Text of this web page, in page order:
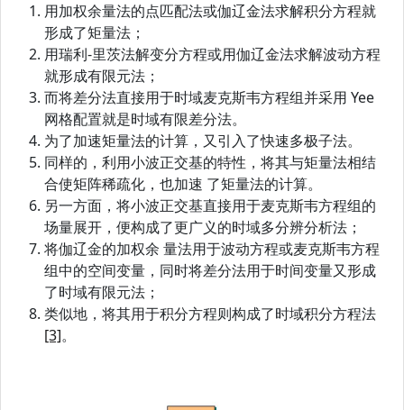
用加权余量法的点匹配法或伽辽金法求解积分方程就
形成了矩量法；
用瑞利‐里茨法解变分方程或用伽辽金法求解波动方程
就形成有限元法；
而将差分法直接用于时域麦克斯韦方程组并采用 Yee
网格配置就是时域有限差分法。
为了加速矩量法的计算，又引入了快速多极子法。
同样的，利用小波正交基的特性，将其与矩量法相结
合使矩阵稀疏化，也加速 了矩量法的计算。
另一方面，将小波正交基直接用于麦克斯韦方程组的
场量展开，便构成了更广义的时域多分辨分析法；
将伽辽金的加权余 量法用于波动方程或麦克斯韦方程
组中的空间变量，同时将差分法用于时间变量又形成
了时域有限元法；
类似地，将其用于积分方程则构成了时域积分方程法
[3]。